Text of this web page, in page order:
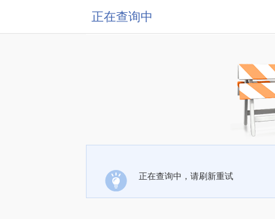
正在查询中
正在查询中，请刷新重试